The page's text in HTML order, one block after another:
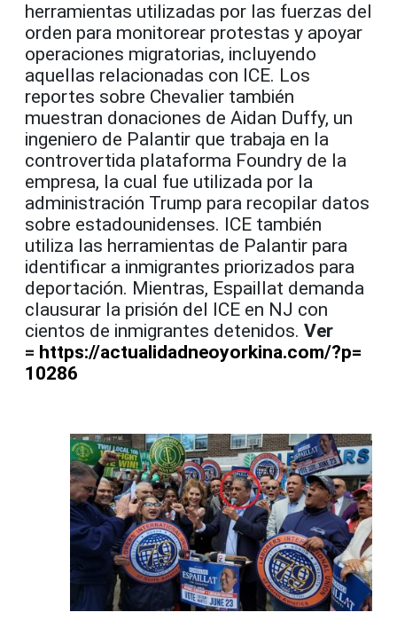
herramientas utilizadas por las fuerzas del
orden para monitorear protestas y apoyar
operaciones migratorias, incluyendo
aquellas relacionadas con ICE. Los
reportes sobre Chevalier también
muestran donaciones de Aidan Duffy, un
ingeniero de Palantir que trabaja en la
controvertida plataforma Foundry de la
empresa, la cual fue utilizada por la
administración Trump para recopilar datos
sobre estadounidenses. ICE también
utiliza las herramientas de Palantir para
identificar a inmigrantes priorizados para
deportación. Mientras, Espaillat demanda
clausurar la prisión del ICE en NJ con
cientos de inmigrantes detenidos. Ver
= https://actualidadneoyorkina.com/?p=
10286